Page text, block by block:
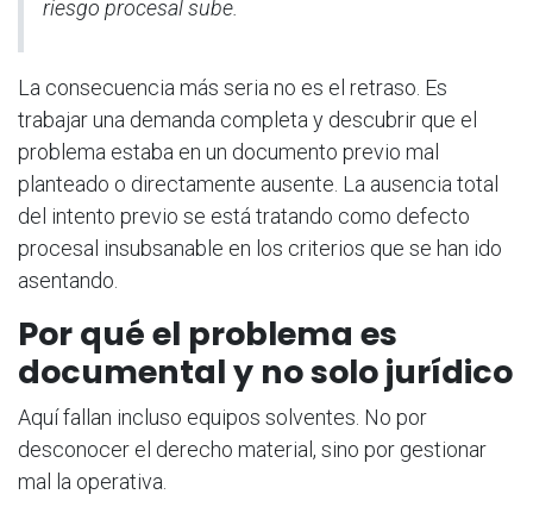
riesgo procesal sube.
La consecuencia más seria no es el retraso. Es
trabajar una demanda completa y descubrir que el
problema estaba en un documento previo mal
planteado o directamente ausente. La ausencia total
del intento previo se está tratando como defecto
procesal insubsanable en los criterios que se han ido
asentando.
Por qué el problema es
documental y no solo jurídico
Aquí fallan incluso equipos solventes. No por
desconocer el derecho material, sino por gestionar
mal la operativa.